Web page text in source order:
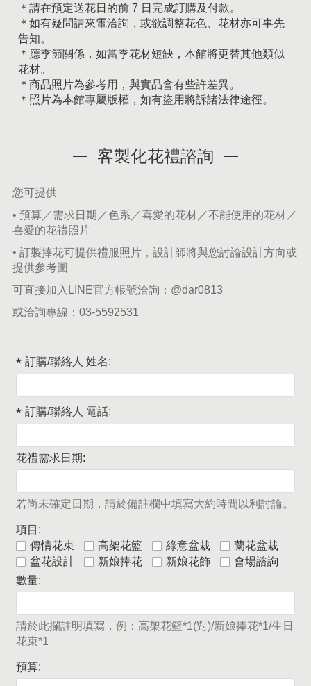
＊請在預定送花日的前 7 日完成訂購及付款。
＊如有疑問請來電洽詢，或欲調整花色、花材亦可事先
告知。
＊應季節關係，如當季花材短缺，本館將更替其他類似
花材。
＊商品照片為參考用，與實品會有些許差異。
＊照片為本館專屬版權，如有盜用將訴諸法律途徑。
客製化花禮諮詢
您可提供
• 預算／需求日期／色系／喜愛的花材／不能使用的花材／
喜愛的花禮照片
• 訂製捧花可提供禮服照片，設計師將與您討論設計方向或
提供參考圖
可直接加入LINE官方帳號洽詢： @dar0813
或洽詢專線： 03-5592531
訂購/聯絡人 姓名:
訂購/聯絡人 電話:
花禮需求日期:
若尚未確定日期，請於備註欄中填寫大約時間以利討論。
項目:
傳情花束
高架花籃 綠意盆栽
蘭花盆栽
盆花設計
新娘捧花 新娘花飾
會場諮詢
數量:
請於此攔註明填寫，例：高架花籃*1(對)/新娘捧花*1/生日
花束*1
預算: